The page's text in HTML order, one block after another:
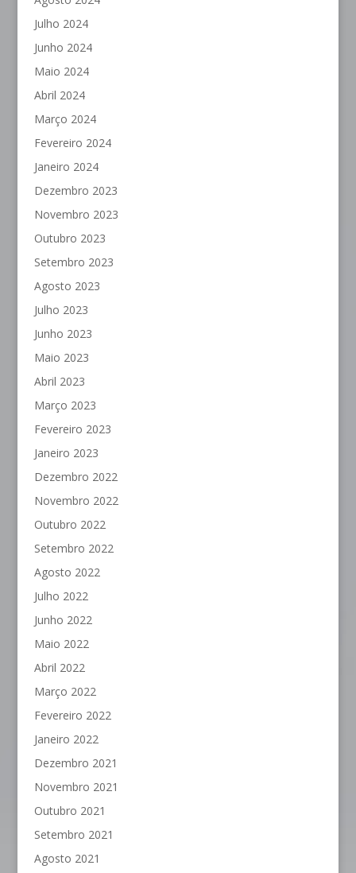
Julho 2024
Junho 2024
Maio 2024
Abril 2024
Março 2024
Fevereiro 2024
Janeiro 2024
Dezembro 2023
Novembro 2023
Outubro 2023
Setembro 2023
Agosto 2023
Julho 2023
Junho 2023
Maio 2023
Abril 2023
Março 2023
Fevereiro 2023
Janeiro 2023
Dezembro 2022
Novembro 2022
Outubro 2022
Setembro 2022
Agosto 2022
Julho 2022
Junho 2022
Maio 2022
Abril 2022
Março 2022
Fevereiro 2022
Janeiro 2022
Dezembro 2021
Novembro 2021
Outubro 2021
Setembro 2021
Agosto 2021